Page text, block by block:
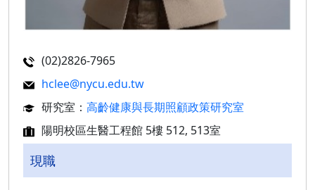
(02)2826-7965
hclee@nycu.edu.tw
研究室： 高齡健康與長期照顧政策研究室
陽明校區生醫工程館 5樓 512, 513室
現職